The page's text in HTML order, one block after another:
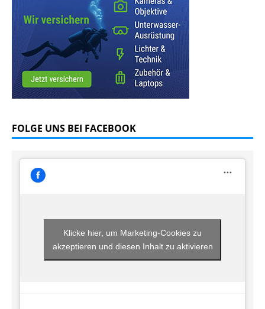
FOLGE UNS BEI FACEBOOK
Klicke hier, um Marketing-Cookies zu
akzeptieren und diesen Inhalt zu aktivieren